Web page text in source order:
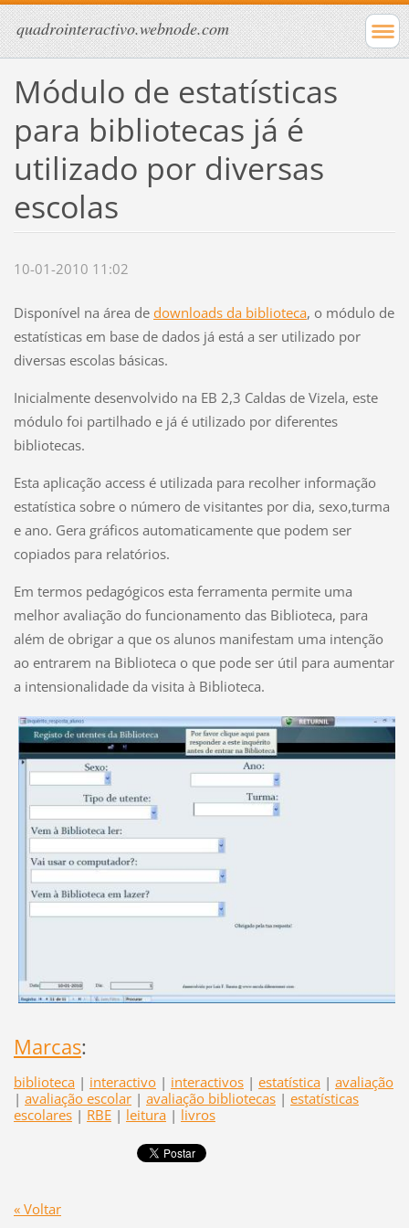
quadrointeractivo.webnode.com
Módulo de estatísticas
para bibliotecas já é
utilizado por diversas
escolas
10-01-2010 11:02
Disponível na área de downloads da biblioteca, o módulo de
estatísticas em base de dados já está a ser utilizado por
diversas escolas básicas.
Inicialmente desenvolvido na EB 2,3 Caldas de Vizela, este
módulo foi partilhado e já é utilizado por diferentes
bibliotecas.
Esta aplicação access é utilizada para recolher informação
estatística sobre o número de visitantes por dia, sexo,turma
e ano. Gera gráficos automaticamente que podem ser
copiados para relatórios.
Em termos pedagógicos esta ferramenta permite uma
melhor avaliação do funcionamento das Biblioteca, para
além de obrigar a que os alunos manifestam uma intenção
ao entrarem na Biblioteca o que pode ser útil para aumentar
a intensionalidade da visita à Biblioteca.
Marcas:
biblioteca | interactivo | interactivos | estatística | avaliação
| avaliação escolar | avaliação bibliotecas | estatísticas
escolares | RBE | leitura | livros
« Voltar